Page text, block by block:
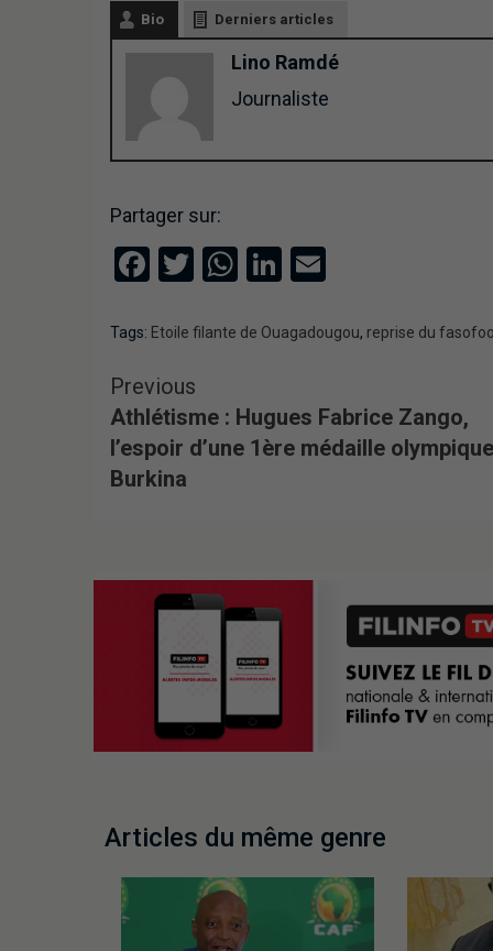
Bio Derniers articles
Lino Ramdé
Journaliste
Partager sur:
Facebook
Twitter
WhatsApp
LinkedIn
Email
Tags: Etoile filante de Ouagadougou, reprise du
Previous
Athlétisme : Hugues Fabrice Zango,
l’espoir d’une 1ère médaille
Burkina
Articles du même genre